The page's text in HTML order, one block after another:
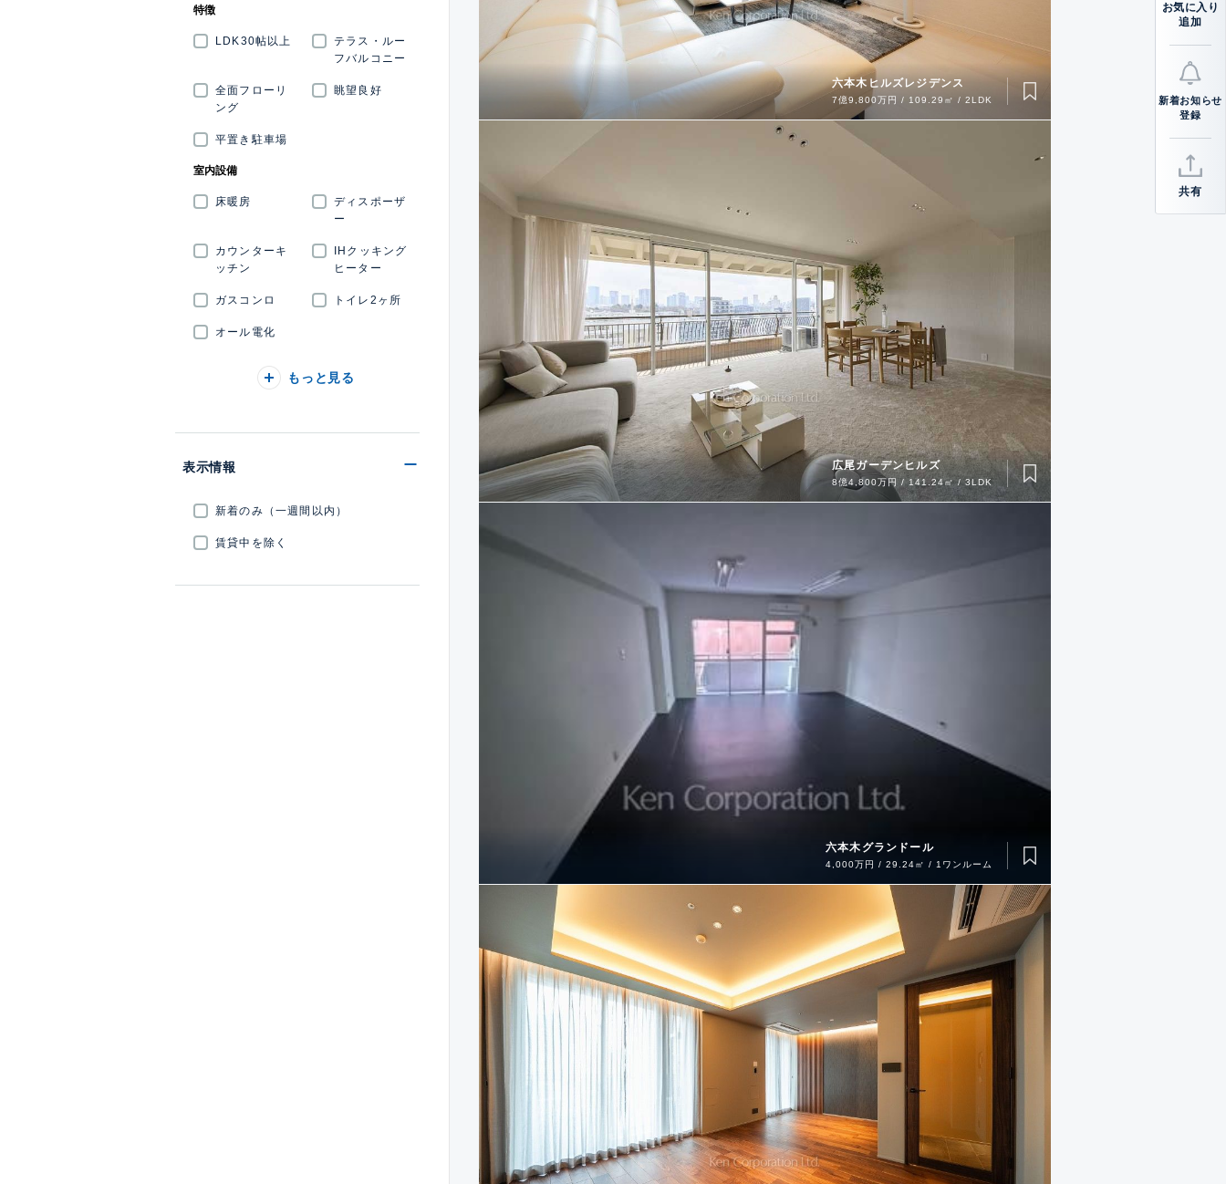
特徴
LDK30帖以上
テラス・ルー
フバルコニー
全面フローリ
ング
眺望良好
平置き駐車場
室内設備
床暖房
ディスポーザ
ー
カウンターキ
ッチン
IHクッキング
ヒーター
ガスコンロ トイレ2ヶ所
オール電化
もっと見る
表示情報
新着のみ（一週間以内）
賃貸中を除く
六本木ヒルズレジデンス
7億9,800万円 / 109.29㎡ / 2LDK
広尾ガーデンヒルズ
8億4,800万円 / 141.24㎡ / 3LDK
六本木グランドール
4,000万円 / 29.24㎡ / 1ワンルーム
お気に入り
追加
新着お知らせ
登録
共有